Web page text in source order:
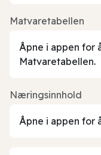
Matvaretabellen
Åpne i appen for
Matvaretabellen.
Næringsinnhold
Åpne i appen for